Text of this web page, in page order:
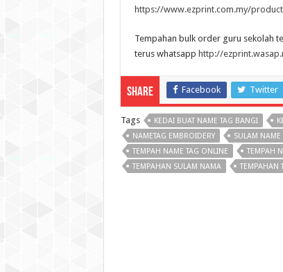
https://www.ezprint.com.my/
Tempahan bulk order guru sekolah
terus whatsapp http://
Share Facebook Twitter
Tags KEDAI BUAT NAME TAG BANGI
NAMETAG EMBROIDERY
SULAM NAME
TEMPAH NAME TAG ONLINE
TEMPAH
TEMPAHAN SULAM NAMA
TEMPAHAN